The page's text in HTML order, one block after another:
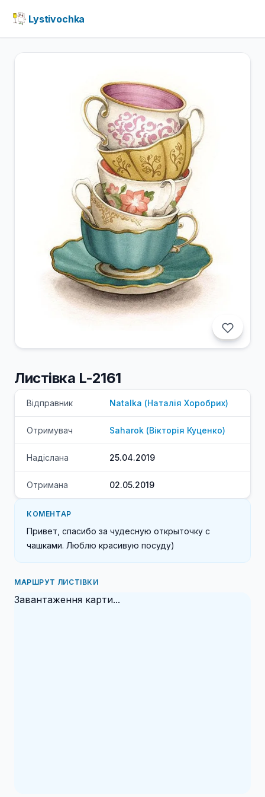
Lystivochka
Листівка L-2161
Відправник Natalka (Наталія Хоробрих)
Отримувач Saharok (Вікторія Куценко)
Надіслана 25.04.2019
Отримана 02.05.2019
КОМЕНТАР
Привет, спасибо за чудесную открыточку с
чашками. Люблю красивую посуду)
МАРШРУТ ЛИСТІВКИ
Завантаження карти...